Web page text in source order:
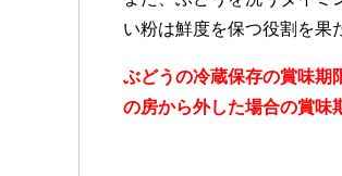
い粉は鮮度を保つ役割を果
ぶどうの冷蔵保存の賞味期
の房から外した場合の賞味